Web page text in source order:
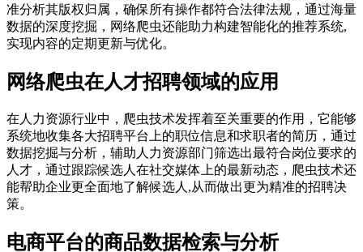
准分析其版权归属，确保所有操作都符合法律法规，通过海量
数据的深度挖掘，网络爬虫还能助力构建智能化的推荐系统,
实现内容的定期更新与优化。
网络爬虫在人才招聘领域的应用
在人力资源行业中，爬虫技术发挥着至关重要的作用，它能够
系统地收集各大招聘平台上的职位信息和求职者的简历，通过
数据挖掘与分析，辅助人力资源部门筛选出最符合岗位要求的
人才，通过跟踪候选人在社交媒体上的最新动态，爬虫技术还
能帮助企业更全面地了解候选人,从而做出更为精准的招聘决
策。
电商平台的商品数据检索与分析